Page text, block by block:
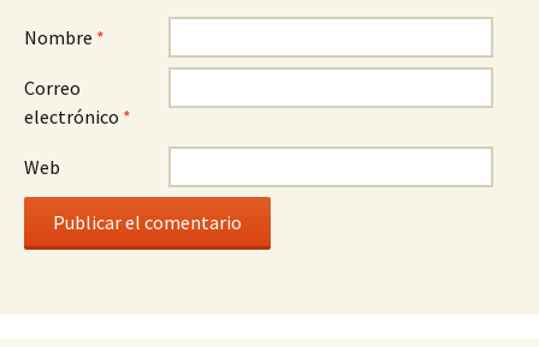
Nombre *
Correo
electrónico *
Web